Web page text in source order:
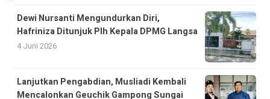
Dewi Nursanti Mengundurkan Diri,
Hafriniza Ditunjuk Plh Kepala DPMG Langsa
4 Juni 2026
Lanjutkan Pengabdian, Musliadi Kembali
Mencalonkan Geuchik Gampong Sungai